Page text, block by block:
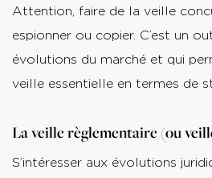
Attention, faire de la veille
espionner ou copier. C’est un
évolutions du marché et qui
veille essentielle en termes de
La veille règlementaire (ou
S’intéresser aux évolutions